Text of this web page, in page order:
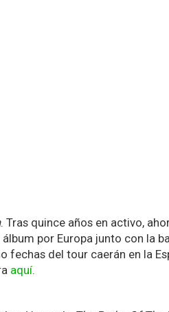
. Tras quince años en activo,
por Europa junto con la
del tour caerán en la
aquí.